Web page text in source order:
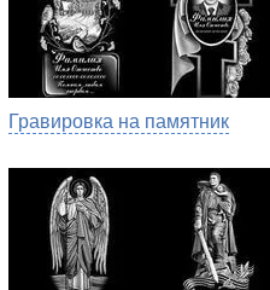
Гравировка на памятник